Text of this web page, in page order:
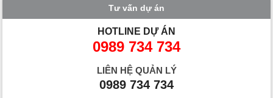
Tư vấn dự án
HOTLINE DỰ ÁN
0989 734 734
LIÊN HỆ QUẢN LÝ
0989 734 734